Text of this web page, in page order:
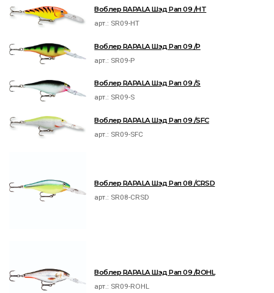
Воблер RAPALA Шэд Рап 09 /HT
арт.: SR09-HT
Воблер RAPALA Шэд Рап 09 /P
арт.: SR09-P
Воблер RAPALA Шэд Рап 09 /S
арт.: SR09-S
Воблер RAPALA Шэд Рап 09 /SFC
арт.: SR09-SFC
Воблер RAPALA Шэд Рап 08 /CRSD
арт.: SR08-CRSD
Воблер RAPALA Шэд Рап 09 /ROHL
арт.: SR09-ROHL